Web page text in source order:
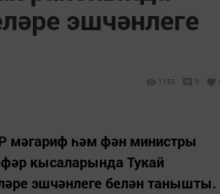
эшчәнлеге
1153 0
мәгариф һәм фән министры
кысаларында Тукай
эшчәнлеге белән танышты.